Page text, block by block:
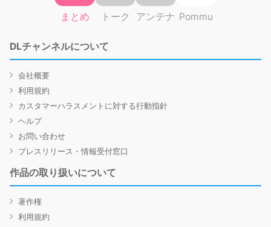
まとめ トーク アンテナ Pommu
DLチャンネルについて
会社概要
利用規約
カスタマーハラスメントに対する行動指針
ヘルプ
お問い合わせ
プレスリリース・情報受付窓口
作品の取り扱いについて
著作権
利用規約